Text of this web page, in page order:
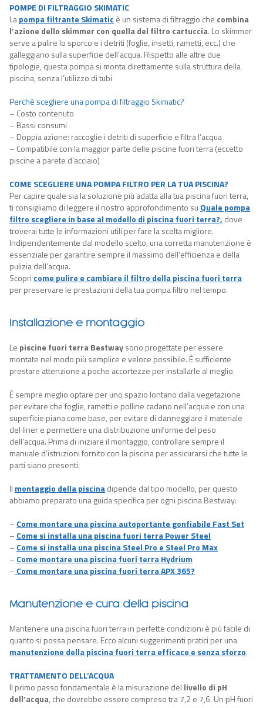
POMPE DI FILTRAGGIO SKIMATIC
Lapompa filtrante Skimatic è un sistema di filtraggio che combina
l’azione dello skimmer con quella del filtro cartuccia. Lo skimmer
serve a pulire lo sporco e i detriti (foglie, insetti, rametti, ecc.) che
galleggiano sulla superficie dell’acqua. Rispetto alle altre due
tipologie, questa pompa si monta direttamente sulla struttura della
piscina, senza l’utilizzo di tubi
Perchè scegliere una pompa di filtraggio Skimatic?
– Costo contenuto
– Bassi consumi
– Doppia azione: raccoglie i detriti di superficie e filtra l’acqua
– Compatibile con la maggior parte delle piscine fuori terra (eccetto
piscine a parete d’acciaio)
COME SCEGLIERE UNA POMPA FILTRO PER LA TUA PISCINA?
Per capire quale sia la soluzione più adatta alla tua piscina fuori terra,
ti consigliamo di leggere il nostro approfondimento su Quale pompa
filtro scegliere in base al modello di piscina fuori terra?, dove
troverai tutte le informazioni utili per fare la scelta migliore.
Indipendentemente dal modello scelto, una corretta manutenzione è
essenziale per garantire sempre il massimo dell’efficienza e della
pulizia dell’acqua.
Scopri come pulire e cambiare il filtro della piscina fuori terra
per preservare le prestazioni della tua pompa filtro nel tempo.
Installazione e montaggio
Le piscine fuori terra Bestwaysono progettate per essere
montate nel modo più semplice e veloce possibile. È sufficiente
prestare attenzione a poche accortezze per installarle al meglio.
È sempre meglio optare per uno spazio lontano dalla vegetazione
per evitare che foglie, rametti e polline cadano nell’acqua e con una
superficie piana come base, per evitare di danneggiare il materiale
del liner e permettere una distribuzione uniforme del peso
dell’acqua. Prima di iniziare il montaggio, controllare sempre il
manuale d’istruzioni fornito con la piscina per assicurarsi che tutte le
parti siano presenti.
Il montaggio della piscinadipende dal tipo modello, per questo
abbiamo preparato una guida specifica per ogni piscina Bestway:
– Come montare una piscina autoportante gonfiabile Fast Set
– Come si installa una piscina fuori terra Power Steel
– Come si installa una piscina Steel Pro e Steel Pro Max
– Come montare una piscina fuori terra Hydrium
– Come montare una piscina fuori terra APX 365?
Manutenzione e cura della piscina
Mantenere una piscina fuori terra in perfette condizioni è più facile di
quanto si possa pensare. Ecco alcuni suggerimenti pratici per una
manutenzione della piscina fuori terra efficace e senza sforzo.
TRATTAMENTO DELL’ACQUA
Il primo passo fondamentale è la misurazione del livello di pH
dell’acqua, che dovrebbe essere compreso tra 7,2 e 7,6. Un pH fuori